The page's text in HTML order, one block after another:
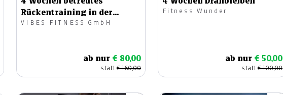
Rückentraining in der
Kleingruppe
VIBES FITNESS GmbH
ab nur € 80,00
statt€ 160,00
Fitness Wunder
ab nur € 50,00
statt€ 100,00